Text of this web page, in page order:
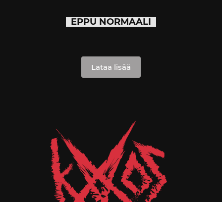
EPPU NORMAALI
Lataa lisää